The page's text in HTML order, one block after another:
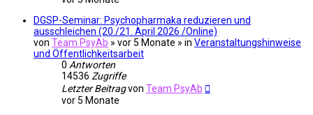
DGSP-Seminar: Psychopharmaka reduzieren und
ausschleichen (20./21. April 2026 /Online)
von Team PsyAb » vor 5 Monate » in Veranstaltungshinweise
und Öffentlichkeitsarbeit
0 Antworten
14536 Zugriffe
Letzter Beitragvon Team PsyAb
vor 5 Monate